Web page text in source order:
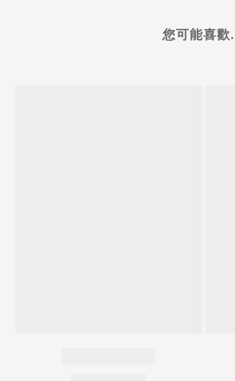
您可能喜歡